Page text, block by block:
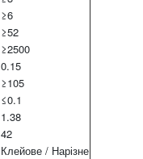
≥6
≥52
≥2500
0.15
≥105
≤0.1
1.38
42
Клейове / Нарізне